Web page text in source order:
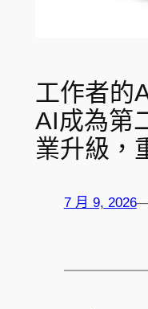
工作者的
AI成為第
業升級，
7 月 9, 2026